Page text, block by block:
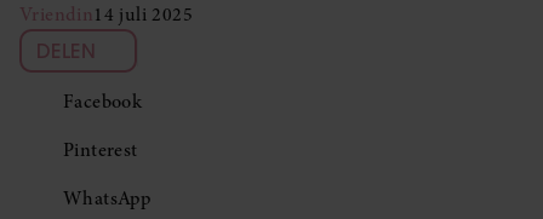
Vriendin14 juli 2025
DELEN
Facebook
Pinterest
WhatsApp